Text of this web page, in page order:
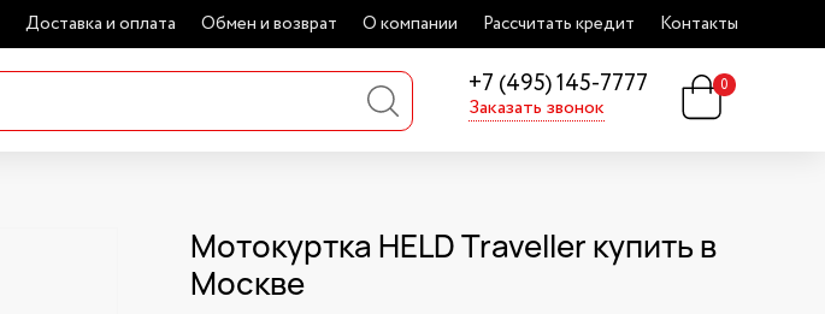
Доставка и оплата Обмен и возврат О компании Рассчитать кредит Контакты
+7 (495) 145-7777
Заказать звонок
0
Мотокуртка HELD Traveller купить в
Москве